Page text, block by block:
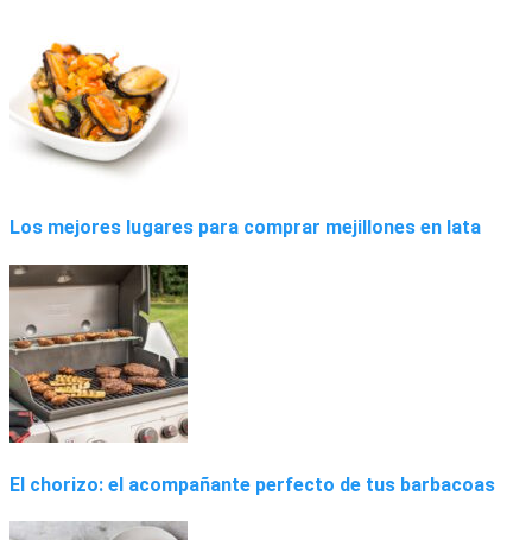
Los mejores lugares para comprar mejillones en lata
El chorizo: el acompañante perfecto de tus barbacoas